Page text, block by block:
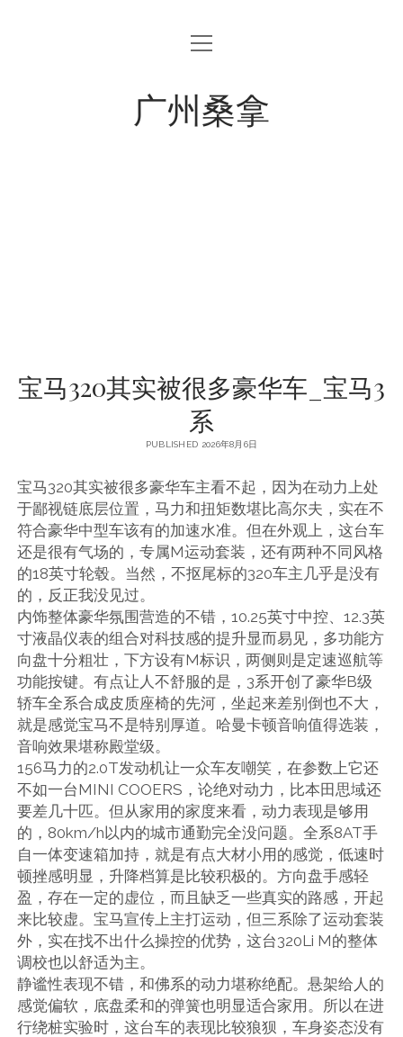
open
menu
广州桑拿
宝马320其实被很多豪华车_宝马3
系
PUBLISHED 2026年8月6日
宝马320其实被很多豪华车主看不起，因为在动力上处
于鄙视链底层位置，马力和扭矩数堪比高尔夫，实在不
符合豪华中型车该有的加速水准。但在外观上，这台车
还是很有气场的，专属M运动套装，还有两种不同风格
的18英寸轮毂。当然，不抠尾标的320车主几乎是没有
的，反正我没见过。
内饰整体豪华氛围营造的不错，10.25英寸中控、12.3英
寸液晶仪表的组合对科技感的提升显而易见，多功能方
向盘十分粗壮，下方设有M标识，两侧则是定速巡航等
功能按键。有点让人不舒服的是，3系开创了豪华B级
轿车全系合成皮质座椅的先河，坐起来差别倒也不大，
就是感觉宝马不是特别厚道。哈曼卡顿音响值得选装，
音响效果堪称殿堂级。
156马力的2.0T发动机让一众车友嘲笑，在参数上它还
不如一台MINI COOERS，论绝对动力，比本田思域还
要差几十匹。但从家用的家度来看，动力表现是够用
的，80km/h以内的城市通勤完全没问题。全系8AT手
自一体变速箱加持，就是有点大材小用的感觉，低速时
顿挫感明显，升降档算是比较积极的。方向盘手感轻
盈，存在一定的虚位，而且缺乏一些真实的路感，开起
来比较虚。宝马宣传上主打运动，但三系除了运动套装
外，实在找不出什么操控的优势，这台320Li M的整体
调校也以舒适为主。
静谧性表现不错，和佛系的动力堪称绝配。悬架给人的
感觉偏软，底盘柔和的弹簧也明显适合家用。所以在进
行绕桩实验时，这台车的表现比较狼狈，车身姿态没有